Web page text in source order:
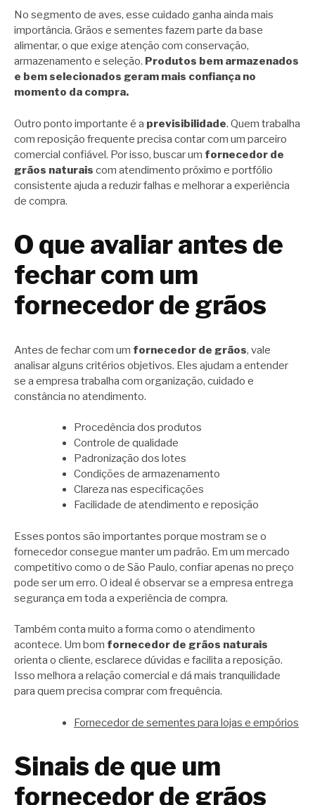
No segmento de aves, esse cuidado ganha ainda mais
importância. Grãos e sementes fazem parte da base
alimentar, o que exige atenção com conservação,
armazenamento e seleção. Produtos bem armazenados
e bem selecionados geram mais confiança no
momento da compra.
Outro ponto importante é a previsibilidade. Quem trabalha
com reposição frequente precisa contar com um parceiro
comercial confiável. Por isso, buscar um fornecedor de
grãos naturais com atendimento próximo e portfólio
consistente ajuda a reduzir falhas e melhorar a experiência
de compra.
O que avaliar antes de
fechar com um
fornecedor de grãos
Antes de fechar com um fornecedor de grãos, vale
analisar alguns critérios objetivos. Eles ajudam a entender
se a empresa trabalha com organização, cuidado e
constância no atendimento.
Procedência dos produtos
Controle de qualidade
Padronização dos lotes
Condições de armazenamento
Clareza nas especificações
Facilidade de atendimento e reposição
Esses pontos são importantes porque mostram se o
fornecedor consegue manter um padrão. Em um mercado
competitivo como o de São Paulo, confiar apenas no preço
pode ser um erro. O ideal é observar se a empresa entrega
segurança em toda a experiência de compra.
Também conta muito a forma como o atendimento
acontece. Um bom fornecedor de grãos naturais
orienta o cliente, esclarece dúvidas e facilita a reposição.
Isso melhora a relação comercial e dá mais tranquilidade
para quem precisa comprar com frequência.
Fornecedor de sementes para lojas e empórios
Sinais de que um
fornecedor de grãos